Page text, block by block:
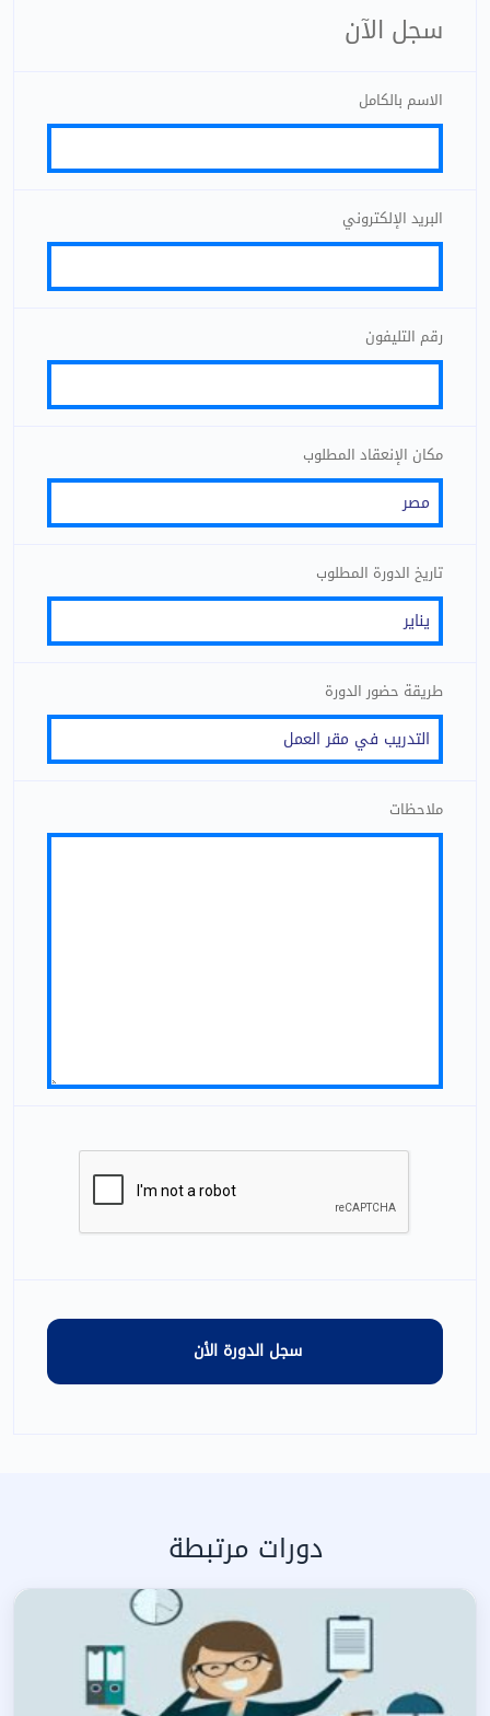
سجل الآن
الاسم بالكامل
البريد الإلكتروني
رقم التليفون
مكان الإنعقاد المطلوب
تاريخ الدورة المطلوب
طريقة حضور الدورة
ملاحظات
دورات مرتبطة